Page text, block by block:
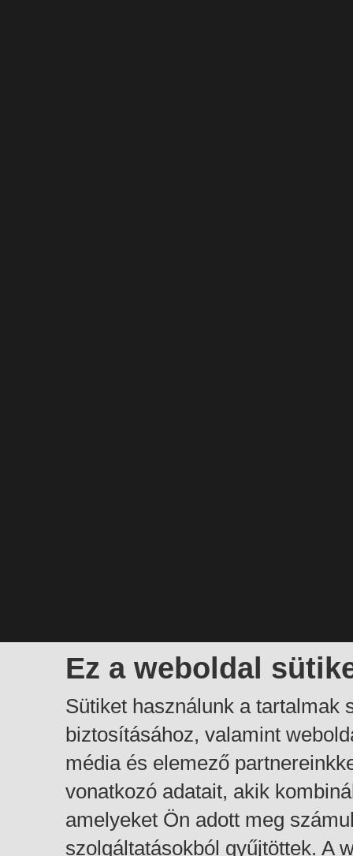
Ez a weboldal
Sütiket használunk a tartalmak
biztosításához, valamint
média és elemező
vonatkozó adatait, akik
amelyeket Ön adott meg
szolgáltatásokból gyűjtöttek. A